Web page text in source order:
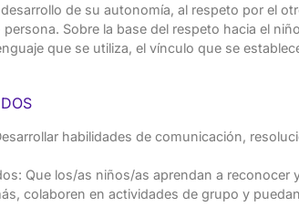
de su autonomía, al respeto por el
Sobre la base del respeto hacia el
que se utiliza, el vínculo que se
habilidades de comunicación,
Que los/as niños/as aprendan a reconocer
colaboren en actividades de grupo y